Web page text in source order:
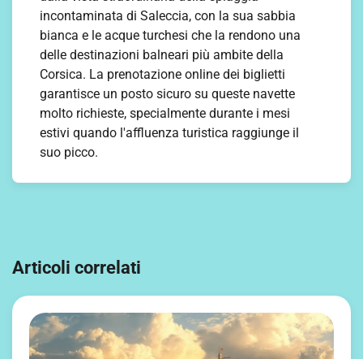
incontaminata di Saleccia, con la sua sabbia
bianca e le acque turchesi che la rendono una
delle destinazioni balneari più ambite della
Corsica. La prenotazione online dei biglietti
garantisce un posto sicuro su queste navette
molto richieste, specialmente durante i mesi
estivi quando l'affluenza turistica raggiunge il
suo picco.
de
Articoli correlati